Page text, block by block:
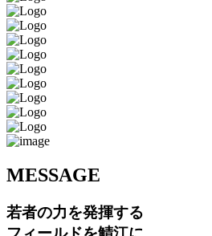
MESSAGE
若者の力を発揮する